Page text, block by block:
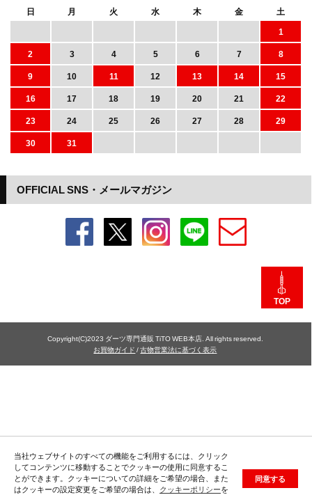
当社ウェブサイトのすべての機能をご利用するには、クリック
してコンテンツに移動することでクッキーの使用に同意するこ
とができます。クッキーについての詳細をご希望の場合、また
はクッキーの設定変更をご希望の場合は、 クッキーポリシーを
同意する
OFFICIAL SNS・メールマガジン
日 月 火 水 木 金
土
1
2
3 4 5 6 7
8
9
10 11 12 13 14
15
16
17 18 19 20 21
22
23
24 25 26 27 28
29
30
31
TOP
Copyright(C)2023 ダーツ専門通販 TiTO WEB本店. All rights reserved.
お買物ガイド /古物営業法に基づく表示